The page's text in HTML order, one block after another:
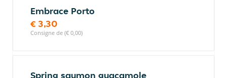
Embrace Porto
€ 3,30
Consigne de (€ 0,00)
Spring saumon guacamole